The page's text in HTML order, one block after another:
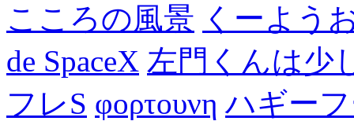
こころの風景 くーよう
de SpaceX 左門くんは少
フレS φορτουνη ハギー